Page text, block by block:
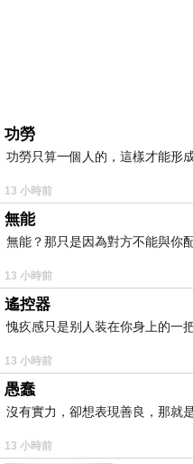
功勞
功勞只算一個人的，這樣才能形
13 小時前
無能
無能？那只是因為對方不能與你配
13 小時前
遙控器
愧疚感只是别人装在你身上的一
13 小時前
愚蠢
沒有實力，卻想表現善良，那就是
13 小時前